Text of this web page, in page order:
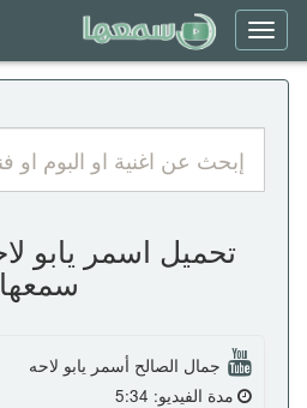
Toggle
navigation
سمعها
جمال الصالح أسمر يابو لاحه
مدة الفيديو: 5:34